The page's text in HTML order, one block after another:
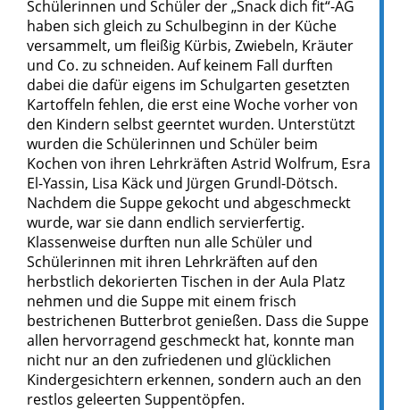
Schülerinnen und Schüler der „Snack dich fit“-AG
haben sich gleich zu Schulbeginn in der Küche
versammelt, um fleißig Kürbis, Zwiebeln, Kräuter
und Co. zu schneiden. Auf keinem Fall durften
dabei die dafür eigens im Schulgarten gesetzten
Kartoffeln fehlen, die erst eine Woche vorher von
den Kindern selbst geerntet wurden. Unterstützt
wurden die Schülerinnen und Schüler beim
Kochen von ihren Lehrkräften Astrid Wolfrum, Esra
El-Yassin, Lisa Käck und Jürgen Grundl-Dötsch.
Nachdem die Suppe gekocht und abgeschmeckt
wurde, war sie dann endlich servierfertig.
Klassenweise durften nun alle Schüler und
Schülerinnen mit ihren Lehrkräften auf den
herbstlich dekorierten Tischen in der Aula Platz
nehmen und die Suppe mit einem frisch
bestrichenen Butterbrot genießen. Dass die Suppe
allen hervorragend geschmeckt hat, konnte man
nicht nur an den zufriedenen und glücklichen
Kindergesichtern erkennen, sondern auch an den
restlos geleerten Suppentöpfen.